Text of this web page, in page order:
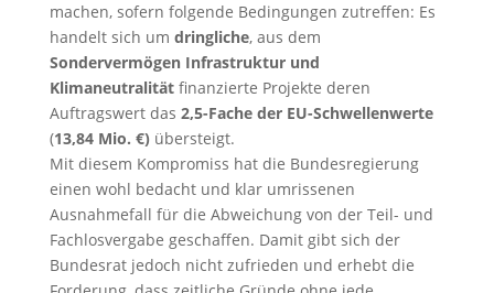
machen, sofern folgende Bedingungen zutreffen: Es
handelt sich um dringliche, aus dem
Sondervermögen Infrastruktur und
Klimaneutralitätfinanzierte Projekte deren
Auftragswert das 2,5-Fache der EU-Schwellenwerte
(13,84 Mio. €) übersteigt.
Mit diesem Kompromiss hat die Bundesregierung
einen wohl bedacht und klar umrissenen
Ausnahmefall für die Abweichung von der Teil- und
Fachlosvergabe geschaffen. Damit gibt sich der
Bundesrat jedoch nicht zufrieden und erhebt die